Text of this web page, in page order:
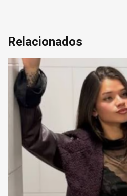
Relacionados